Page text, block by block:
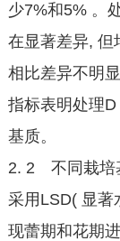
少7%和5% 。
在显著差异, 但
相比差异不明
指标表明处理
基质。
2. 2 不同栽培
采用LSD( 显著
现蕾期和花期